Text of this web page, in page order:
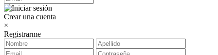
Crear una cuenta
×
Registrarme